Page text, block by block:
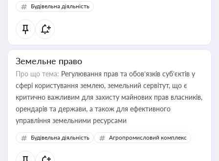
Будівельна діяльність
Земельне право
Про що тема: Регулювання прав та обов’язків суб’єктів у
сфері користування землею, земельний сервітут, що є
критично важливим для захисту майнових прав власників,
орендарів та держави, а також для ефективного
управління земельними ресурсами
Будівельна діяльність Агропромисловий комплекс